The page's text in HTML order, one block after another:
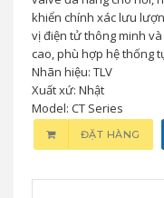
khiển chính xác lưu
vị điện tử thông minh
cao, phù hợp hệ thống
Nhãn hiệu: TLV
Xuất xứ: Nhật
Model: CT Series
ĐẶT HÀNG